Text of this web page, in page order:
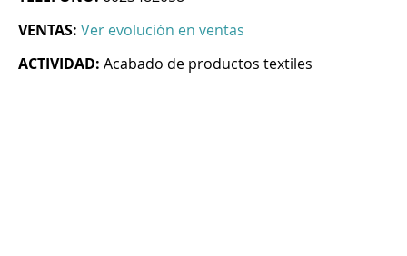
VENTAS: Ver evolución en ventas
ACTIVIDAD: Acabado de productos textiles